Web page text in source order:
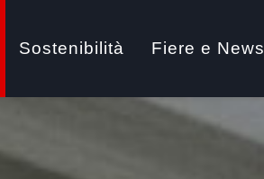
Sostenibilità Fiere e News